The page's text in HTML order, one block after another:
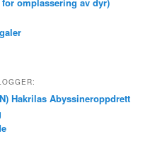
Hakrilas Abyssineroppdrett